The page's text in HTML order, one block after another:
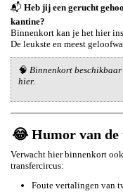
📬 Heb jij een gerucht
kantine?
Binnenkort kan je het hier
De leukste en meest
🧠 Binnenkort
hier.
😂 Humor van
Verwacht hier binnenkort
transfercircus:
Foute vertalingen van